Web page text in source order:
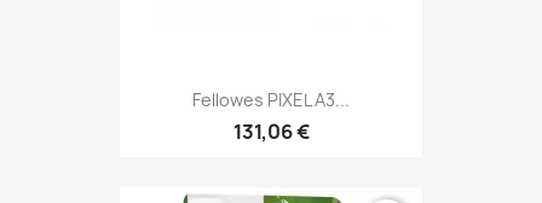
Fellowes PIXEL A3...
131,06 €